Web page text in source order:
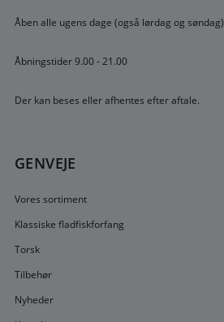
Åben alle ugens dage (også lørdag og søndag)
Åbningstider 9.00 - 21.00
Der kan beses eller afhentes efter aftale.
GENVEJE
Vores sortiment
Klassiske fladfiskforfang
Torsk
Tilbehør
Nyheder